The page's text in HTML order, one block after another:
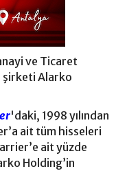
ve Ticaret
şirketi Alarko
'daki, 1998 yılından
ait tüm hisseleri
ait yüzde
Holding’in